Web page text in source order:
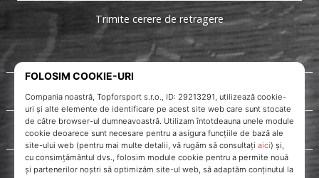
Despre noi
Servicii clienți
Trimite cerere de retragere